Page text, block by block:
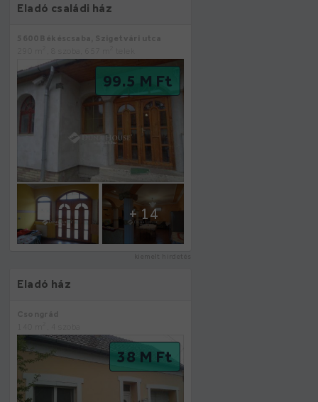
Eladó családi ház
99.5 M Ft
+ 14
kiemelt hirdetés
Eladó ház
38 M Ft